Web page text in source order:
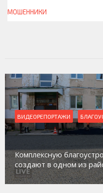
ВЧЕРА, 19:00
МОШЕННИКИ
территорию
Магадана